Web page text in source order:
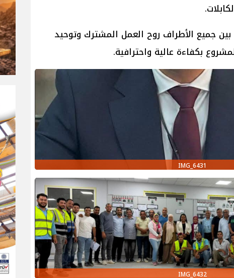
جميع الأطراف روح العمل المشترك وتوحيد
بكفاءة عالية واحترافية.
IMG_6431
IMG_6432